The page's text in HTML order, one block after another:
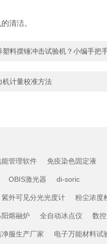
清洁。
塑料摆锤冲击试验机？小编手把
机计量校准方法
能管理软件 免疫染色固定液
OBIS激光器 di-soric
紫外可见分光光度计 粉尘浓度
阳熔融炉 全自动冰点仪 数
净服生产厂家 电子万能材料试